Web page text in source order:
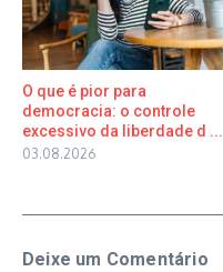
O que é pior para
democracia: o controle
excessivo da liberdade d ...
03.08.2026
Deixe um Comentário